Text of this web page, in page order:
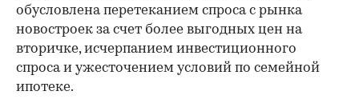
обусловлена перетеканием спроса с рынка
новостроек за счет более выгодных цен на
вторичке, исчерпанием инвестиционного
спроса и ужесточением условий по семейной
ипотеке.